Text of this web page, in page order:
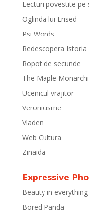
Lecturi povestite pe
Oglinda lui Erised
Psi Words
Redescopera Istoria
Ropot de secunde
The Maple
Ucenicul vrajitor
Veronicisme
Vladen
Web Cultura
Zinaida
Expressive
Beauty in everything
Bored Panda